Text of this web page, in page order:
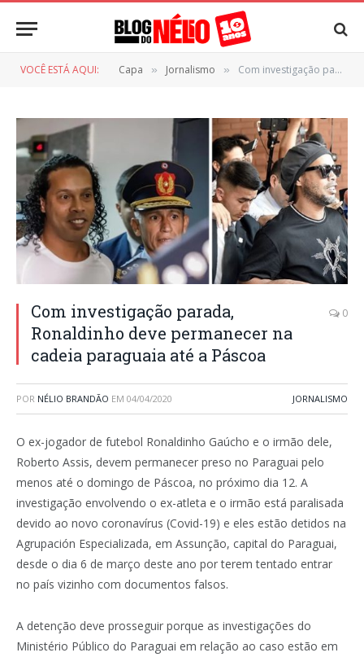
VOCÊ ESTÁ AQUI: Capa » Jornalismo » Com investigação parada, Ronaldinho deve permanecer na cadeia paraguaia até a Páscoa
Com investigação parada,
Ronaldinho deve permanecer na
cadeia paraguaia até a Páscoa
0
POR NÉLIO BRANDÃO EM 04/04/2020 JORNALISMO
O ex-jogador de futebol Ronaldinho Gaúcho e o irmão dele,
Roberto Assis, devem permanecer preso no Paraguai pelo
menos até o domingo de Páscoa, no próximo dia 12. A
investigação envolvendo o ex-atleta e o irmão está paralisada
devido ao novo coronavírus (Covid-19) e eles estão detidos na
Agrupación Especializada, em Assunção, capital do Paraguai,
desde o dia 6 de março deste ano por terem tentado entrar
no país vizinho com documentos falsos.
A detenção deve prosseguir porque as investigações do
Ministério Público do Paraguai em relação ao caso estão em